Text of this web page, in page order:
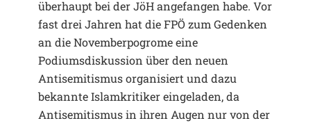
überhaupt bei der JöH angefangen habe. Vor
fast drei Jahren hat die FPÖ zum Gedenken
an die Novemberpogrome eine
Podiumsdiskussion über den neuen
Antisemitismus organisiert und dazu
bekannte Islamkritiker eingeladen, da
Antisemitismus in ihren Augen nur von der